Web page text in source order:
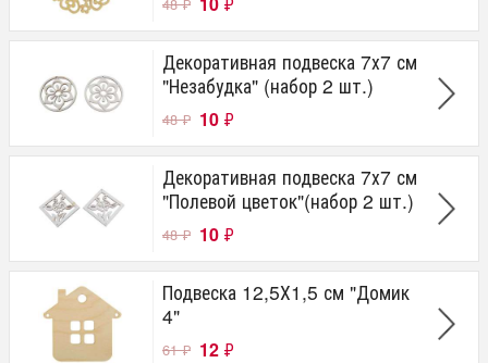
Декоративная подвеска 7х7 см
"Незабудка" (набор 2 шт.)
48₽ 10 ₽
Декоративная подвеска 7х7 см
"Полевой цветок"(набор 2 шт.)
48₽ 10 ₽
Подвеска 12,5Х1,5 см "Домик
4"
61₽ 12 ₽